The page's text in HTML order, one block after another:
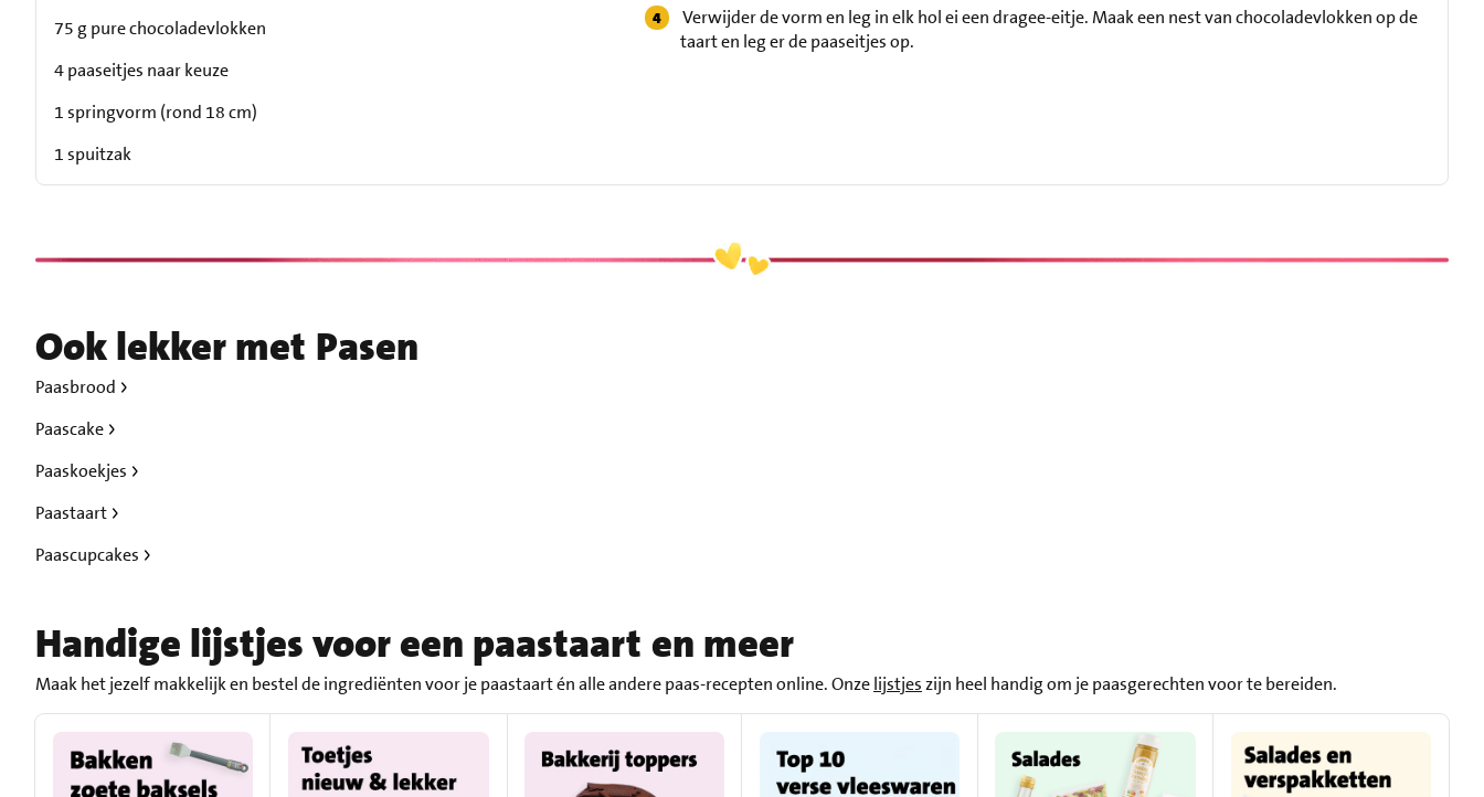
75 g pure chocoladevlokken
4 paaseitjes naar keuze
1 springvorm (rond 18 cm)
1 spuitzak
Verwijder de vorm en leg in elk hol ei een dragee-eitje. Maak een nest van chocoladevlokken op de
taart en leg er de paaseitjes op.
Ook lekker met Pasen
Paasbrood
Paascake
Paaskoekjes
Paastaart
Paascupcakes
Handige lijstjes voor een paastaart en meer
Maak het jezelf makkelijk en bestel de ingrediënten voor je paastaart én alle andere paas-recepten online. Onzelijstjeszijn heel handig om je paasgerechten voor te bereiden.